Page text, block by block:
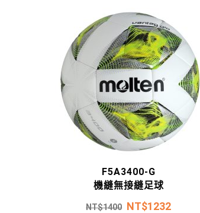
F5A3400-G
機縫無接縫足球
NT$1400 NT$1232